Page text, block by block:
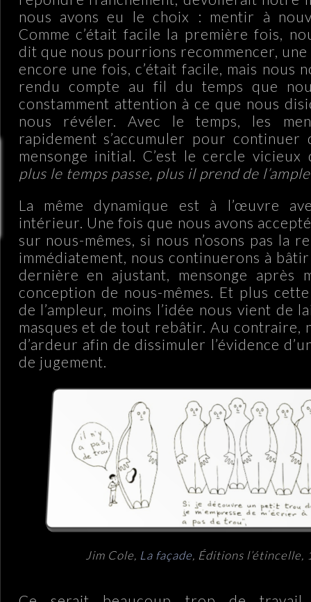
nous avons eu le choix : mentir à
Comme c’était facile la première fois,
dit que nous pourrions recommencer,
encore une fois, c’était facile, mais nous
rendu compte au fil du temps que
constamment attention à ce que nous
nous révéler. Avec le temps, les
rapidement s’accumuler pour
mensonge initial. C’est le cercle vicieux
plus le temps passe, plus il prend de
La même dynamique est à l’œuvre
intérieur. Une fois que nous avons
sur nous-mêmes, si nous n’osons pas la
immédiatement, nous continuerons à
dernière en ajustant, mensonge après
conception de nous-mêmes. Et plus
de l’ampleur, moins l’idée nous vient de
masques et de tout rebâtir. Au contraire,
d’ardeur afin de dissimuler l’évidence
de jugement.
Jim Cole, La façade, Éditions l’étincelle,